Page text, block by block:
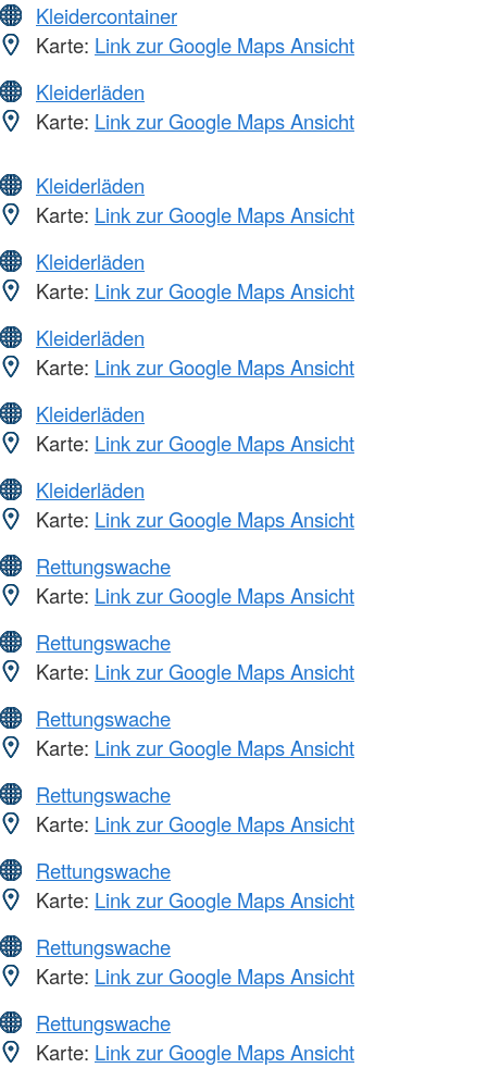
Kleidercontainer
Karte: Link zur Google Maps Ansicht
Kleiderläden
Karte: Link zur Google Maps Ansicht
Kleiderläden
Karte: Link zur Google Maps Ansicht
Kleiderläden
Karte: Link zur Google Maps Ansicht
Kleiderläden
Karte: Link zur Google Maps Ansicht
Kleiderläden
Karte: Link zur Google Maps Ansicht
Kleiderläden
Karte: Link zur Google Maps Ansicht
Rettungswache
Karte: Link zur Google Maps Ansicht
Rettungswache
Karte: Link zur Google Maps Ansicht
Rettungswache
Karte: Link zur Google Maps Ansicht
Rettungswache
Karte: Link zur Google Maps Ansicht
Rettungswache
Karte: Link zur Google Maps Ansicht
Rettungswache
Karte: Link zur Google Maps Ansicht
Rettungswache
Karte: Link zur Google Maps Ansicht